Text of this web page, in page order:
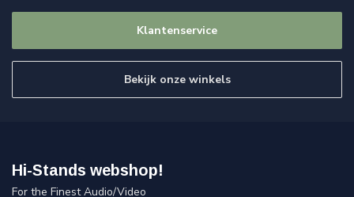
Klantenservice
Bekijk onze winkels
Hi-Stands webshop!
For the Finest Audio/Video